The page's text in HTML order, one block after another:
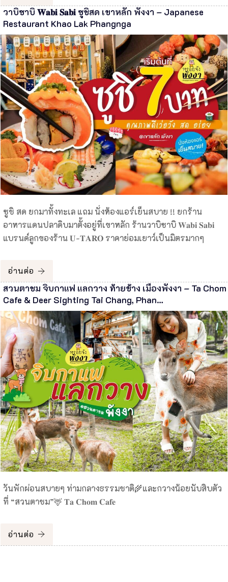
วาบิซาบิ 𝐖𝐚𝐛𝐢 𝐒𝐚𝐛𝐢 ซูชิสด เขาหลัก พังงา – Japanese
Restaurant Khao Lak Phangnga
ซูชิ สด ยกมาทั้งทะเล แถม นั่งห้องแอร์เย็นสบาย !! ยกร้าน
อาหารแดนปลาดิบมาตั้งอยู่ที่เขาหลัก ร้านวาบิซาบิ 𝐖𝐚𝐛𝐢 𝐒𝐚𝐛𝐢
แบรนด์ลูกของร้าน 𝐔-𝐓𝐀𝐑𝐎 ราคาย่อมเยาว์เป็นมิตรมากๆ
อ่านต่อ
สวนตาชม จิบกาแฟ แลกวาง ท้ายช้าง เมืองพังงา – Ta Chom
Cafe & Deer Sighting Tai Chang, Phan…
วันพักผ่อนสบายๆ ท่ามกลางธรรมชาติ🌾และกวางน้อยนับสิบตัว
ที่ “สวนตาชม”🦌 𝐓𝐚 𝐂𝐡𝐨𝐦 𝐂𝐚𝐟𝐞
อ่านต่อ